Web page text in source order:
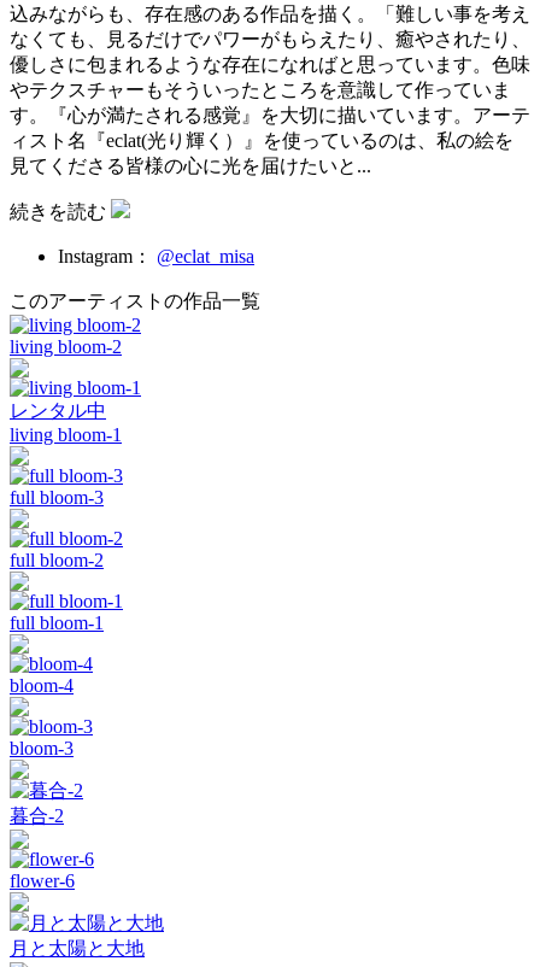
込みながらも、存在感のある作品を描く。「難しい事を考え
なくても、見るだけでパワーがもらえたり、癒やされたり、
優しさに包まれるような存在になればと思っています。色味
やテクスチャーもそういったところを意識して作っていま
す。『心が満たされる感覚』を大切に描いています。アーテ
ィスト名『eclat(光り輝く）』を使っているのは、私の絵を
見てくださる皆様の心に光を届けたいと...
続きを読む
Instagram： @eclat_misa
このアーティストの作品一覧
living bloom-2
レンタル中
living bloom-1
full bloom-3
full bloom-2
full bloom-1
bloom-4
bloom-3
暮合-2
flower-6
月と太陽と大地